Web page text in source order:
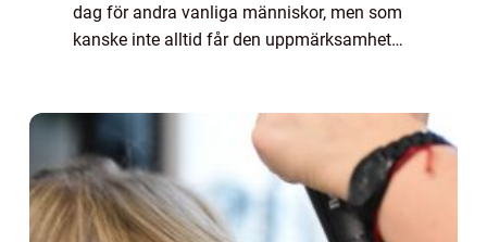
dag för andra vanliga människor, men som
kanske inte alltid får den uppmärksamhet
finnas d...